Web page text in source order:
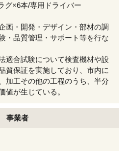
グ×6本/専用ドライバー
画・開発・デザイン・部材の調
・品質管理・サポート等を行な
適合試験について検査機材や設
質保証を実施しており、市内に
加工その他の工程のうち、半分
値が生じている。
事業者